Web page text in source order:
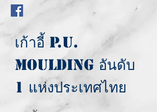
เก้าอี้ P.U.
Moulding อันดับ
1 แห่งประเทศไทย